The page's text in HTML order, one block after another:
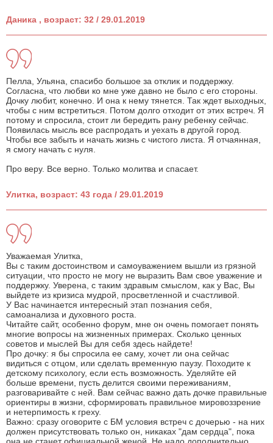
Даника , возраст: 32 / 29.01.2019
Пелла, Ульяна, спасибо большое за отклик и поддержку.
Согласна, что любви ко мне уже давно не было с его стороны.
Дочку любит, конечно. И она к нему тянется. Так ждет выходных,
чтобы с ним встретиться. Потом долго отходит от этих встреч. Я
потому и спросила, стоит ли бередить рану ребенку сейчас.
Появилась мысль все распродать и уехать в другой город.
Чтобы все забыть и начать жизнь с чистого листа. Я отчаянная,
я смогу начать с нуля.
Про веру. Все верно. Только молитва и спасает.
Улитка, возраст: 43 года / 29.01.2019
Уважаемая Улитка,
Вы с таким достоинством и самоуважением вышли из грязной
ситуации, что просто не могу не выразить Вам свое уважение и
поддержку. Уверена, с таким здравым смыслом, как у Вас, Вы
выйдете из кризиса мудрой, просветленной и счастливой.
У Вас начинается интересный этап познания себя,
самоанализа и духовного роста.
Читайте сайт, особенно форум, мне он очень помогает понять
многие вопросы на жизненных примерах. Сколько ценных
советов и мыслей Вы для себя здесь найдете!
Про дочку: я бы спросила ее саму, хочет ли она сейчас
видиться с отцом, или сделать временную паузу. Походите к
детскому психологу, если есть возможность. Уделяйте ей
больше времени, пусть делится своими переживаниям,
разговаривайте с ней. Вам сейчас важно дать дочке правильные
ориентиры в жизни, сформировать правильное мировоззрение
и нетерпимость к греху.
Важно: сразу оговорите с БМ условия встреч с дочерью - на них
должен присутствовать только он, никаках "дам сердца", пока